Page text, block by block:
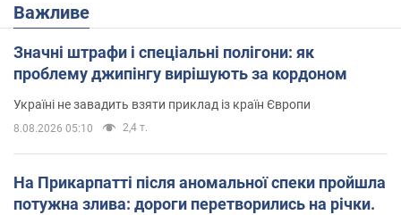
Важливе
Значні штрафи і спеціальні полігони: як
проблему джипінгу вирішують за кордоном
Україні не завадить взяти приклад із країн Європи
8.08.2026 05:10 2,4 т.
На Прикарпатті після аномальної спеки пройшла
потужна злива: дороги перетворились на річки.